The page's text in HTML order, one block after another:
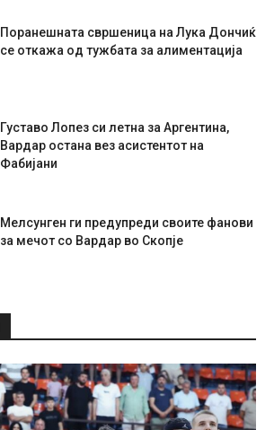
Поранешната свршеница на Лука Дончиќ
се откажа од тужбата за алиментација
Густаво Лопез си летна за Аргентина,
Вардар остана вез асистентот на
Фабијани
Мелсунген ги предупреди своите фанови
за мечот со Вардар во Скопје